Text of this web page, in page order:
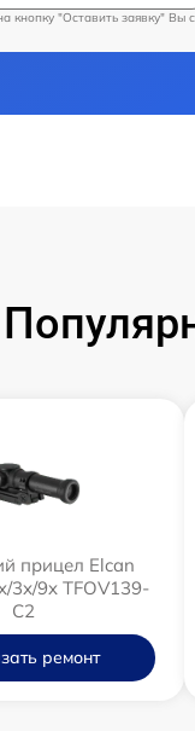
кнопку "Оставить заявку" Вы
прицел Elcan
3x/9x TFOV139-
C2
ремонт